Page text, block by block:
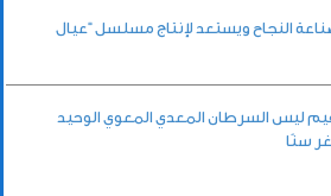
النجاح ويستعد لإنتاج مسلسل “عيال
ليس السرطان المعدي المعوي الوحيد
سنًا